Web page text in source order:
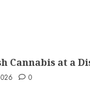
Cannabis at a
0